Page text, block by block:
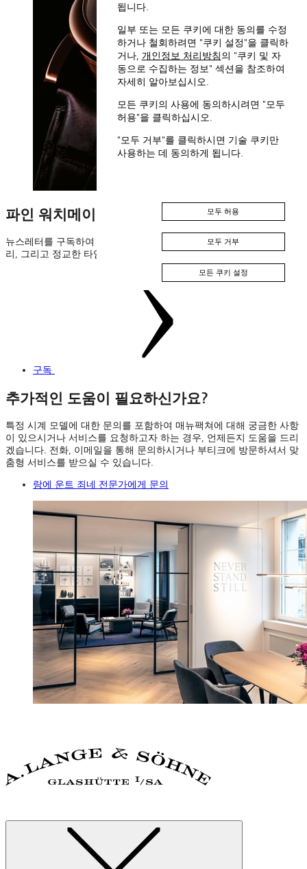
파인 워치메이킹 세계에 대한 특별한 인사이트
뉴스레터를 구독하여 랑에 운트 죄네의 매혹적인 유산과 특별한 스토
리, 그리고 정교한 타임피스를 경험해 보세요.
구독
추가적인 도움이 필요하신가요?
특정 시계 모델에 대한 문의를 포함하여 매뉴팩쳐에 대해 궁금한 사항
이 있으시거나 서비스를 요청하고자 하는 경우, 언제든지 도움을 드리
겠습니다. 전화, 이메일을 통해 문의하시거나 부티크에 방문하셔서 맞
춤형 서비스를 받으실 수 있습니다.
랑에 운트 죄네 전문가에게 문의
됩니다.
일부 또는 모든 쿠키에 대한 동의를 수정
하거나 철회하려면 "쿠키 설정"을 클릭하
거나, 개인정보 처리방침의 "쿠키 및 자
동으로 수집하는 정보" 섹션을 참조하여
자세히 알아보십시오.
모든 쿠키의 사용에 동의하시려면 "모두
허용"을 클릭하십시오.
"모두 거부"를 클릭하시면 기술 쿠키만
사용하는 데 동의하게 됩니다.
모두 허용
모두 거부
모든 쿠키 설정